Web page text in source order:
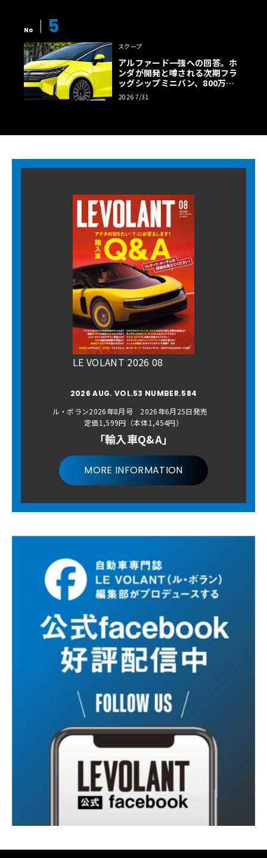
No 5
スクープ
アルファード一強への回答。ホ
ンダが開発と噂される次期フラ
ッグシップミニバン、800万円
超の勝算【予想CG】
2026 7/31
LE VOLANT 2026 08
2026 AUG. VOL.53 NUMBER.584
ル・ボラン2026年8月号 2026年6月25日発売
定価1,599円（本体1,454円）
「輸入車Q&A」
MORE INFORMATION